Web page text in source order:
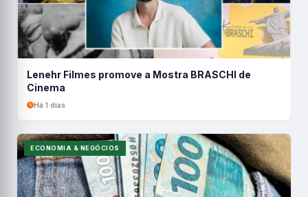
Lenehr Filmes promove a Mostra BRASCHI de
Cinema
Há 1 dias
ECONOMIA & NEGÓCIOS